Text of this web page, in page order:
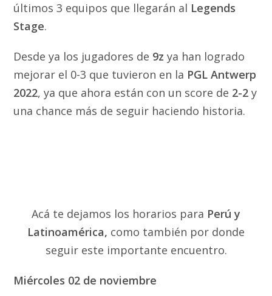
últimos 3 equipos que llegarán al Legends
Stage.
Desde ya los jugadores de 9z ya han logrado
mejorar el 0-3 que tuvieron en la PGL Antwerp
2022, ya que ahora están con un score de 2-2 y
una chance más de seguir haciendo historia.
Acá te dejamos los horarios para Perú y
Latinoamérica, como también por donde
seguir este importante encuentro.
Miércoles 02 de noviembre